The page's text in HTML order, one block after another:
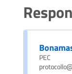
PEC